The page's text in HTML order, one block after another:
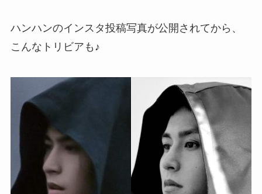
ハンハンのインスタ投稿写真が公開されてから、
こんなトリビアも♪